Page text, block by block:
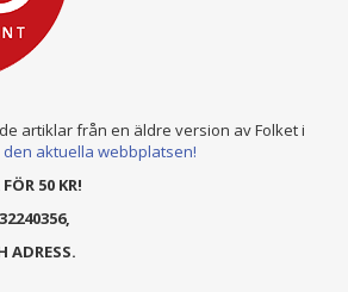
artiklar från en äldre version av Folket i
den aktuella webbplatsen!
50 KR!
ADRESS.